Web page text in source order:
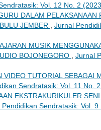
Vol. 12 No. 2
DALAM PELAKSANAAN
JEMBER , Jurnal
MUSIK
BOJONEGORO , Jurnal
VIDEO TUTORIAL SEBAGAI
Sendratasik: Vol. 11 No.
EKSTRAKURIKULER
Pendidikan Sendratasik: Vol. 9